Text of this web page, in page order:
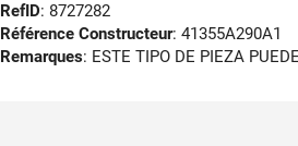
RefID: 8727282
Référence Constructeur: 41355A290A1
Remarques: ESTE TIPO DE PIEZA